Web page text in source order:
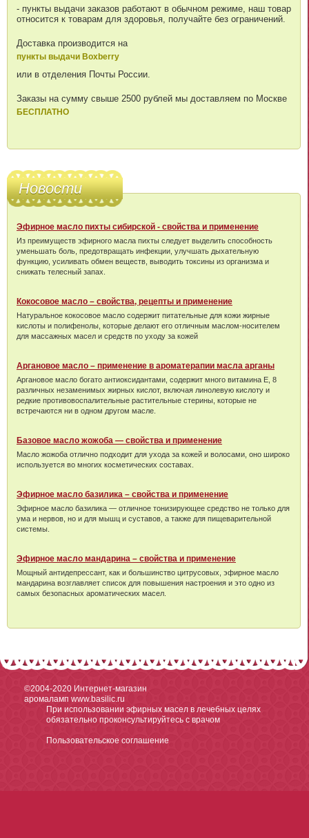
- пункты выдачи заказов работают в обычном режиме, наш товар
относится к товарам для здоровья, получайте без ограничений.
Доставка производится на
пункты выдачи Boxberry
или в отделения Почты России.
Заказы на сумму свыше 2500 рублей мы доставляем по Москве
БЕСПЛАТНО
Новости
Эфирное масло пихты сибирской - свойства и применение
Из преимуществ эфирного масла пихты следует выделить способность
уменьшать боль, предотвращать инфекции, улучшать дыхательную
функцию, усиливать обмен веществ, выводить токсины из организма и
снижать телесный запах.
Кокосовое масло – свойства, рецепты и применение
Натуральное кокосовое масло содержит питательные для кожи жирные
кислоты и полифенолы, которые делают его отличным маслом-носителем
для массажных масел и средств по уходу за кожей
Аргановое масло – применение в ароматерапии масла арганы
Аргановое масло богато антиоксидантами, содержит много витамина Е, 8
различных незаменимых жирных кислот, включая линолевую кислоту и
редкие противовоспалительные растительные стерины, которые не
встречаются ни в одном другом масле.
Базовое масло жожоба — свойства и применение
Масло жожоба отлично подходит для ухода за кожей и волосами, оно широко
используется во многих косметических составах.
Эфирное масло базилика – свойства и применение
Эфирное масло базилика — отличное тонизирующее средство не только для
ума и нервов, но и для мышц и суставов, а также для пищеварительной
системы.
Эфирное масло мандарина – свойства и применение
Мощный антидепрессант, как и большинство цитрусовых, эфирное масло
мандарина возглавляет список для повышения настроения и это одно из
самых безопасных ароматических масел.
©2004-2020 Интернет-магазин
аромаламп www.basilic.ru
При использовании эфирных масел в лечебных целях
обязательно проконсультируйтесь с врачом
Пользовательское соглашение